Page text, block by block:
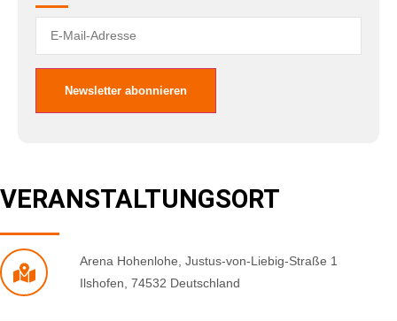
VERANSTALTUNGSORT
Arena Hohenlohe, Justus-von-Liebig-Straße 1
Ilshofen, 74532 Deutschland